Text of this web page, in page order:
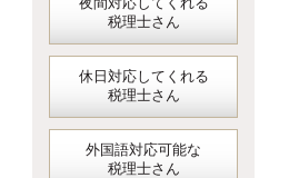
税理士さん
休日対応してくれる
税理士さん
外国語対応可能な
税理士さん